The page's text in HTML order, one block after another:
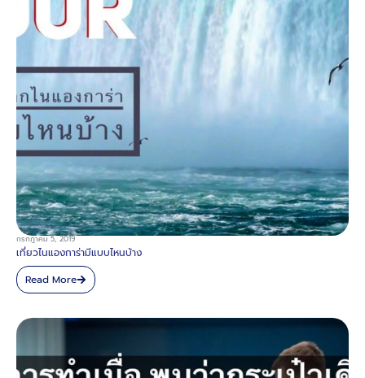
กรกฎาคม 5, 2019
เที่ยวไนแองการ่ามีแบบไหนบ้าง
Read More